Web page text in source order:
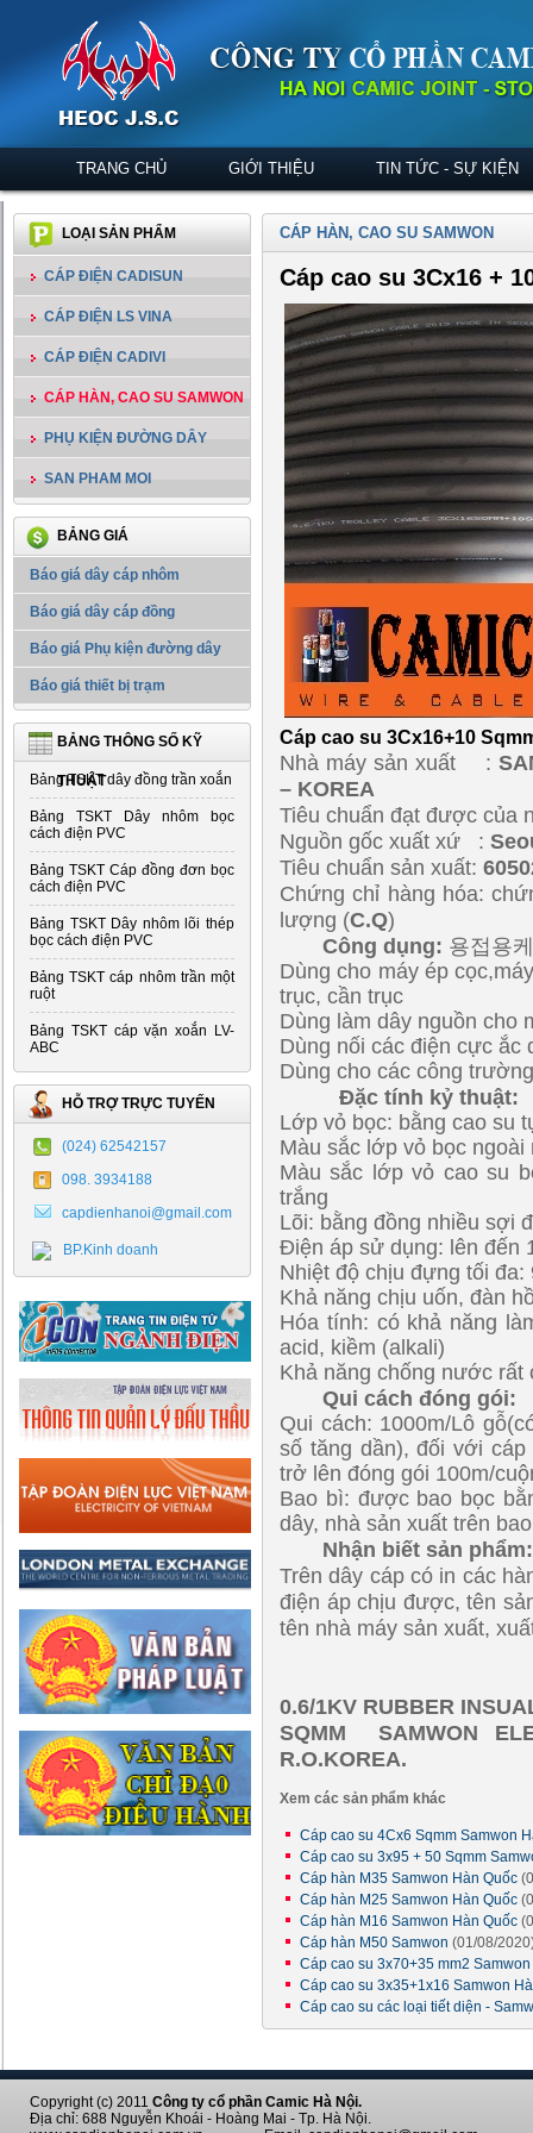
TRANG CHỦ GIỚI THIỆU TIN TỨC - SỰ KIỆN
LOẠI SẢN PHẨM
CÁP ĐIỆN CADISUN
CÁP ĐIỆN LS VINA
CÁP ĐIỆN CADIVI
CÁP HÀN, CAO SU SAMWON
PHỤ KIỆN ĐƯỜNG DÂY
SAN PHAM MOI
BẢNG GIÁ
Báo giá dây cáp nhôm
Báo giá dây cáp đồng
Báo giá Phụ kiện đường dây
Báo giá thiết bị trạm
BẢNG THÔNG SỐ KỸ
THUẬT
Bảng TSKT dây đồng trần xoắn
Bảng TSKT Dây nhôm bọc
cách điện PVC
Bảng TSKT Cáp đồng đơn bọc
cách điện PVC
Bảng TSKT Dây nhôm lõi thép
bọc cách điện PVC
Bảng TSKT cáp nhôm trần một
ruột
Bảng TSKT cáp vặn xoắn LV-
ABC
HỖ TRỢ TRỰC TUYẾN
(024) 62542157
098. 3934188
capdienhanoi@gmail.com
BP.Kinh doanh
CÁP HÀN, CAO SU SAMWON
Cáp cao su 3Cx16 +
Cáp cao su 3Cx16+10
Nhà máy sản xuất :
– KOREA
Tiêu chuẩn đạt được của
Nguồn gốc xuất xứ :
Tiêu chuẩn sản xuất:
Chứng chỉ hàng hóa:
lượng (C.Q)
Công dụng: 용접용
Dùng cho máy ép
trục, cần trục
Dùng làm dây nguồn cho
Dùng nối các điện cực ắc
Dùng cho các công
Đặc tính kỷ thuật:
Lớp vỏ bọc: bằng cao su
Màu sắc lớp vỏ bọc ngoài
Màu sắc lớp vỏ cao su
trắng
Lõi: bằng đồng nhiều sợi
Điện áp sử dụng: lên đến
Nhiệt độ chịu đựng tối đa:
Khả năng chịu uốn, đàn
Hóa tính: có khả năng
acid, kiềm (alkali)
Khả năng chống nước rất
Qui cách đóng gói:
Qui cách: 1000m/Lô
số tăng dần), đối với
trở lên đóng gói 100m/
Bao bì: được bao bọc
dây, nhà sản xuất trên
Nhận biết sản phẩm:
Trên dây cáp có in các
điện áp chịu được, tên
tên nhà máy sản xuất,
0.6/1KV RUBBER
SQMM SAMWON
R.O.KOREA.
Xem các sản phẩm khác
Cáp cao su 4Cx6 Sqmm Samwon
Cáp cao su 3x95 + 50 Sqmm
Cáp hàn M35 Samwon Hàn Quốc
Cáp hàn M25 Samwon Hàn Quốc
Cáp hàn M16 Samwon Hàn Quốc
Cáp hàn M50 Samwon (01/08/
Cáp cao su 3x70+35 mm2
Cáp cao su 3x35+1x16 Samwon
Cáp cao su các loại tiết diện -
Copyright (c) 2011 Công ty cổ phần Camic Hà Nội.
Địa chỉ: 688 Nguyễn Khoái - Hoàng Mai - Tp. Hà Nội.